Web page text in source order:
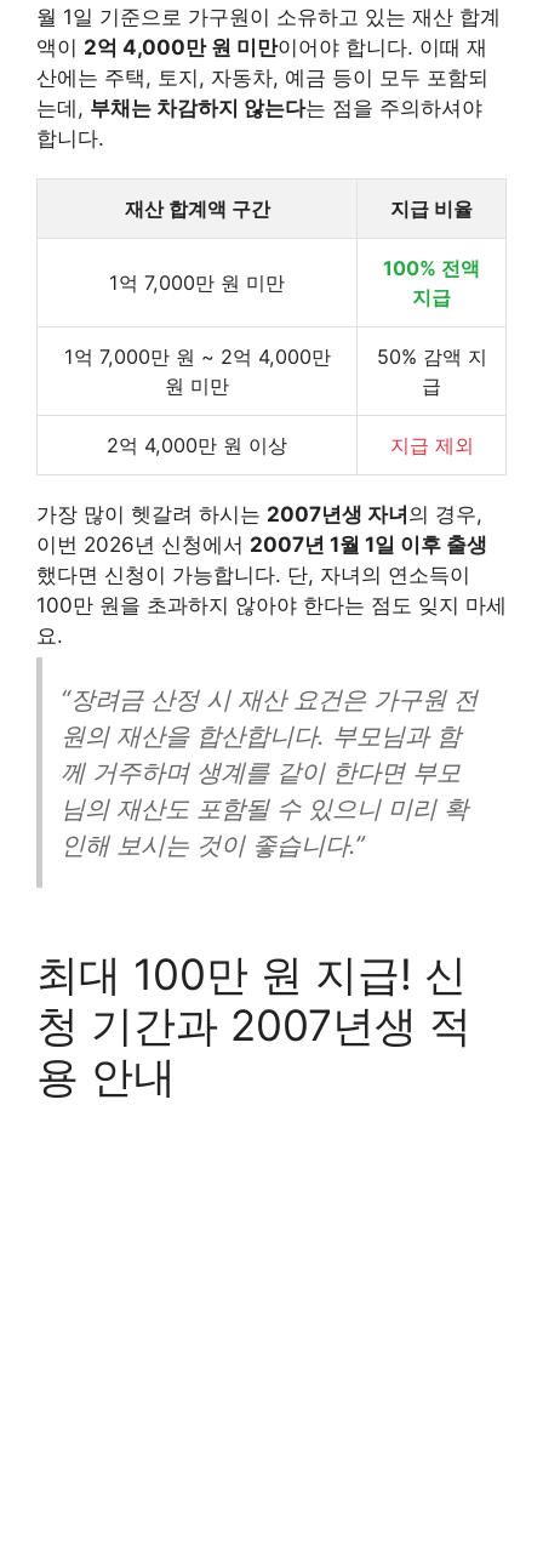
월 1일 기준으로 가구원이 소유하고 있는 재산 합계
액이 2억 4,000만 원 미만이어야 합니다. 이때 재
산에는 주택, 토지, 자동차, 예금 등이 모두 포함되
는데, 부채는 차감하지 않는다는 점을 주의하셔야
합니다.
재산 합계액 구간 지급 비율
1억 7,000만 원 미만
100% 전액
지급
1억 7,000만 원 ~ 2억 4,000만
원 미만
50% 감액 지
급
2억 4,000만 원 이상 지급 제외
가장 많이 헷갈려 하시는 2007년생 자녀의 경우,
이번 2026년 신청에서 2007년 1월 1일 이후 출생
했다면 신청이 가능합니다. 단, 자녀의 연소득이
100만 원을 초과하지 않아야 한다는 점도 잊지 마세
요.
“장려금 산정 시 재산 요건은 가구원 전
원의 재산을 합산합니다. 부모님과 함
께 거주하며 생계를 같이 한다면 부모
님의 재산도 포함될 수 있으니 미리 확
인해 보시는 것이 좋습니다.”
최대 100만 원 지급! 신
청 기간과 2007년생 적
용 안내